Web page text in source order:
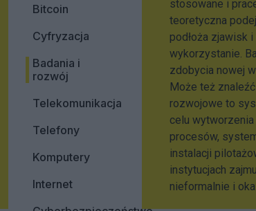
Bitcoin
Cyfryzacja
Badania i
rozwój
Telekomunikacja
Telefony
Komputery
Internet
stosowane i
teoretyczna
podłoża zjawisk
wykorzystanie.
zdobycia nowej
Może też
rozwojowe to
celu
procesów,
instalacji
instytucjach
nieformalnie i